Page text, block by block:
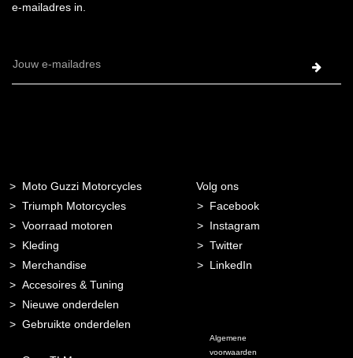
e-mailadres in.
E-
Moto Guzzi Motorcycles
Triumph Motorcycles
Voorraad motoren
Kleding
Merchandise
Accesoires & Tuning
Nieuwe onderdelen
Gebruikte onderdelen
Volg ons
Facebook
Instagram
Twitter
LinkedIn
Algemene
voorwaarden